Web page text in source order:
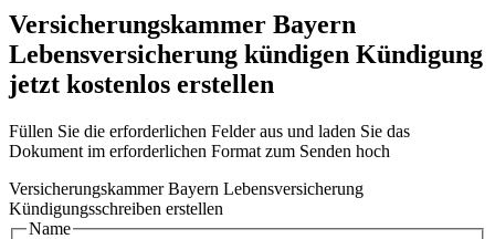
Versicherungskammer Bayern
Lebensversicherung kündigen Kündigung
jetzt kostenlos erstellen
Füllen Sie die erforderlichen Felder aus und laden Sie das
Dokument im erforderlichen Format zum Senden hoch
Versicherungskammer Bayern Lebensversicherung
Kündigungsschreiben erstellen
Name